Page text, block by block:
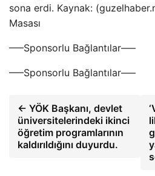
sona erdi. Kaynak:
Masası
—–Sponsorlu Bağlantılar—–
—–Sponsorlu Bağlantılar—–
← YÖK Başkanı, devlet
üniversitelerindeki ikinci
öğretim programlarının
kaldırıldığını duyurdu.